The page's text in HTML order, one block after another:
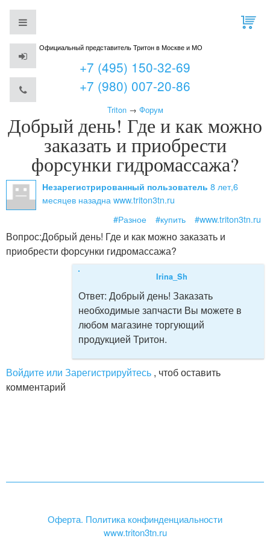
Официальный представитель Тритон в Москве и МО
+7 (495) 150-32-69
+7 (980) 007-20-86
Triton→ Форум
Добрый день! Где и как можно
заказать и приобрести
форсунки гидромассажа?
Незарегистрированный пользователь 8 лет,6
месяцев назадна www.triton3tn.ru
#Разное
#купить #www.triton3tn.ru
Вопрос:Добрый день! Где и как можно заказать и
приобрести форсунки гидромассажа?
Irina_Sh
Ответ: Добрый день! Заказать
необходимые запчасти Вы можете в
любом магазине торгующий
продукцией Тритон.
Войдите или Зарегистрируйтесь , чтоб оставить
комментарий
Оферта. Политика конфинденциальности
www.triton3tn.ru